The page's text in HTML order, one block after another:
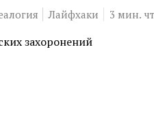
Лайфхаки 3 мин.
захоронений